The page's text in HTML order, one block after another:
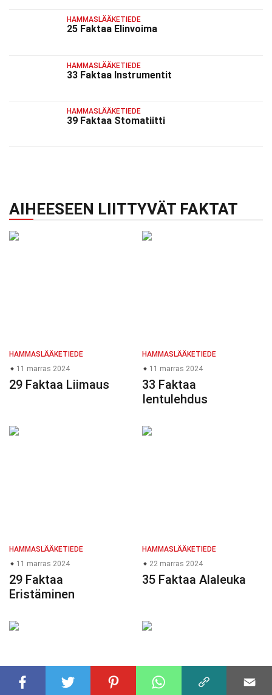
HAMMASLÄÄKETIEDE
25 Faktaa Elinvoima
HAMMASLÄÄKETIEDE
33 Faktaa Instrumentit
HAMMASLÄÄKETIEDE
39 Faktaa Stomatiitti
AIHEESEEN LIITTYVÄT FAKTAT
HAMMASLÄÄKETIEDE
11 marras 2024
29 Faktaa Liimaus
HAMMASLÄÄKETIEDE
11 marras 2024
33 Faktaa
Ientulehdus
HAMMASLÄÄKETIEDE
11 marras 2024
29 Faktaa
Eristäminen
HAMMASLÄÄKETIEDE
22 marras 2024
35 Faktaa Alaleuka